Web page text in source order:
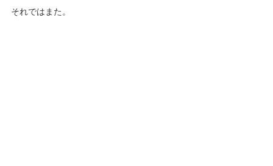
それではまた。